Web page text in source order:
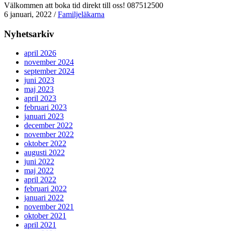
Välkommen att boka tid direkt till oss! 087512500
6 januari, 2022 /Familjeläkarna
Nyhetsarkiv
april 2026
november 2024
september 2024
juni 2023
maj 2023
april 2023
februari 2023
januari 2023
december 2022
november 2022
oktober 2022
augusti 2022
juni 2022
maj 2022
april 2022
februari 2022
januari 2022
november 2021
oktober 2021
april 2021